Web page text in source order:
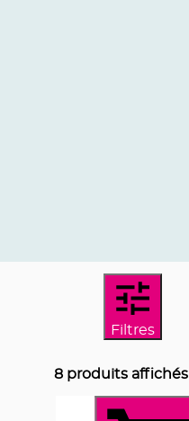
Filtres
8produits affichés